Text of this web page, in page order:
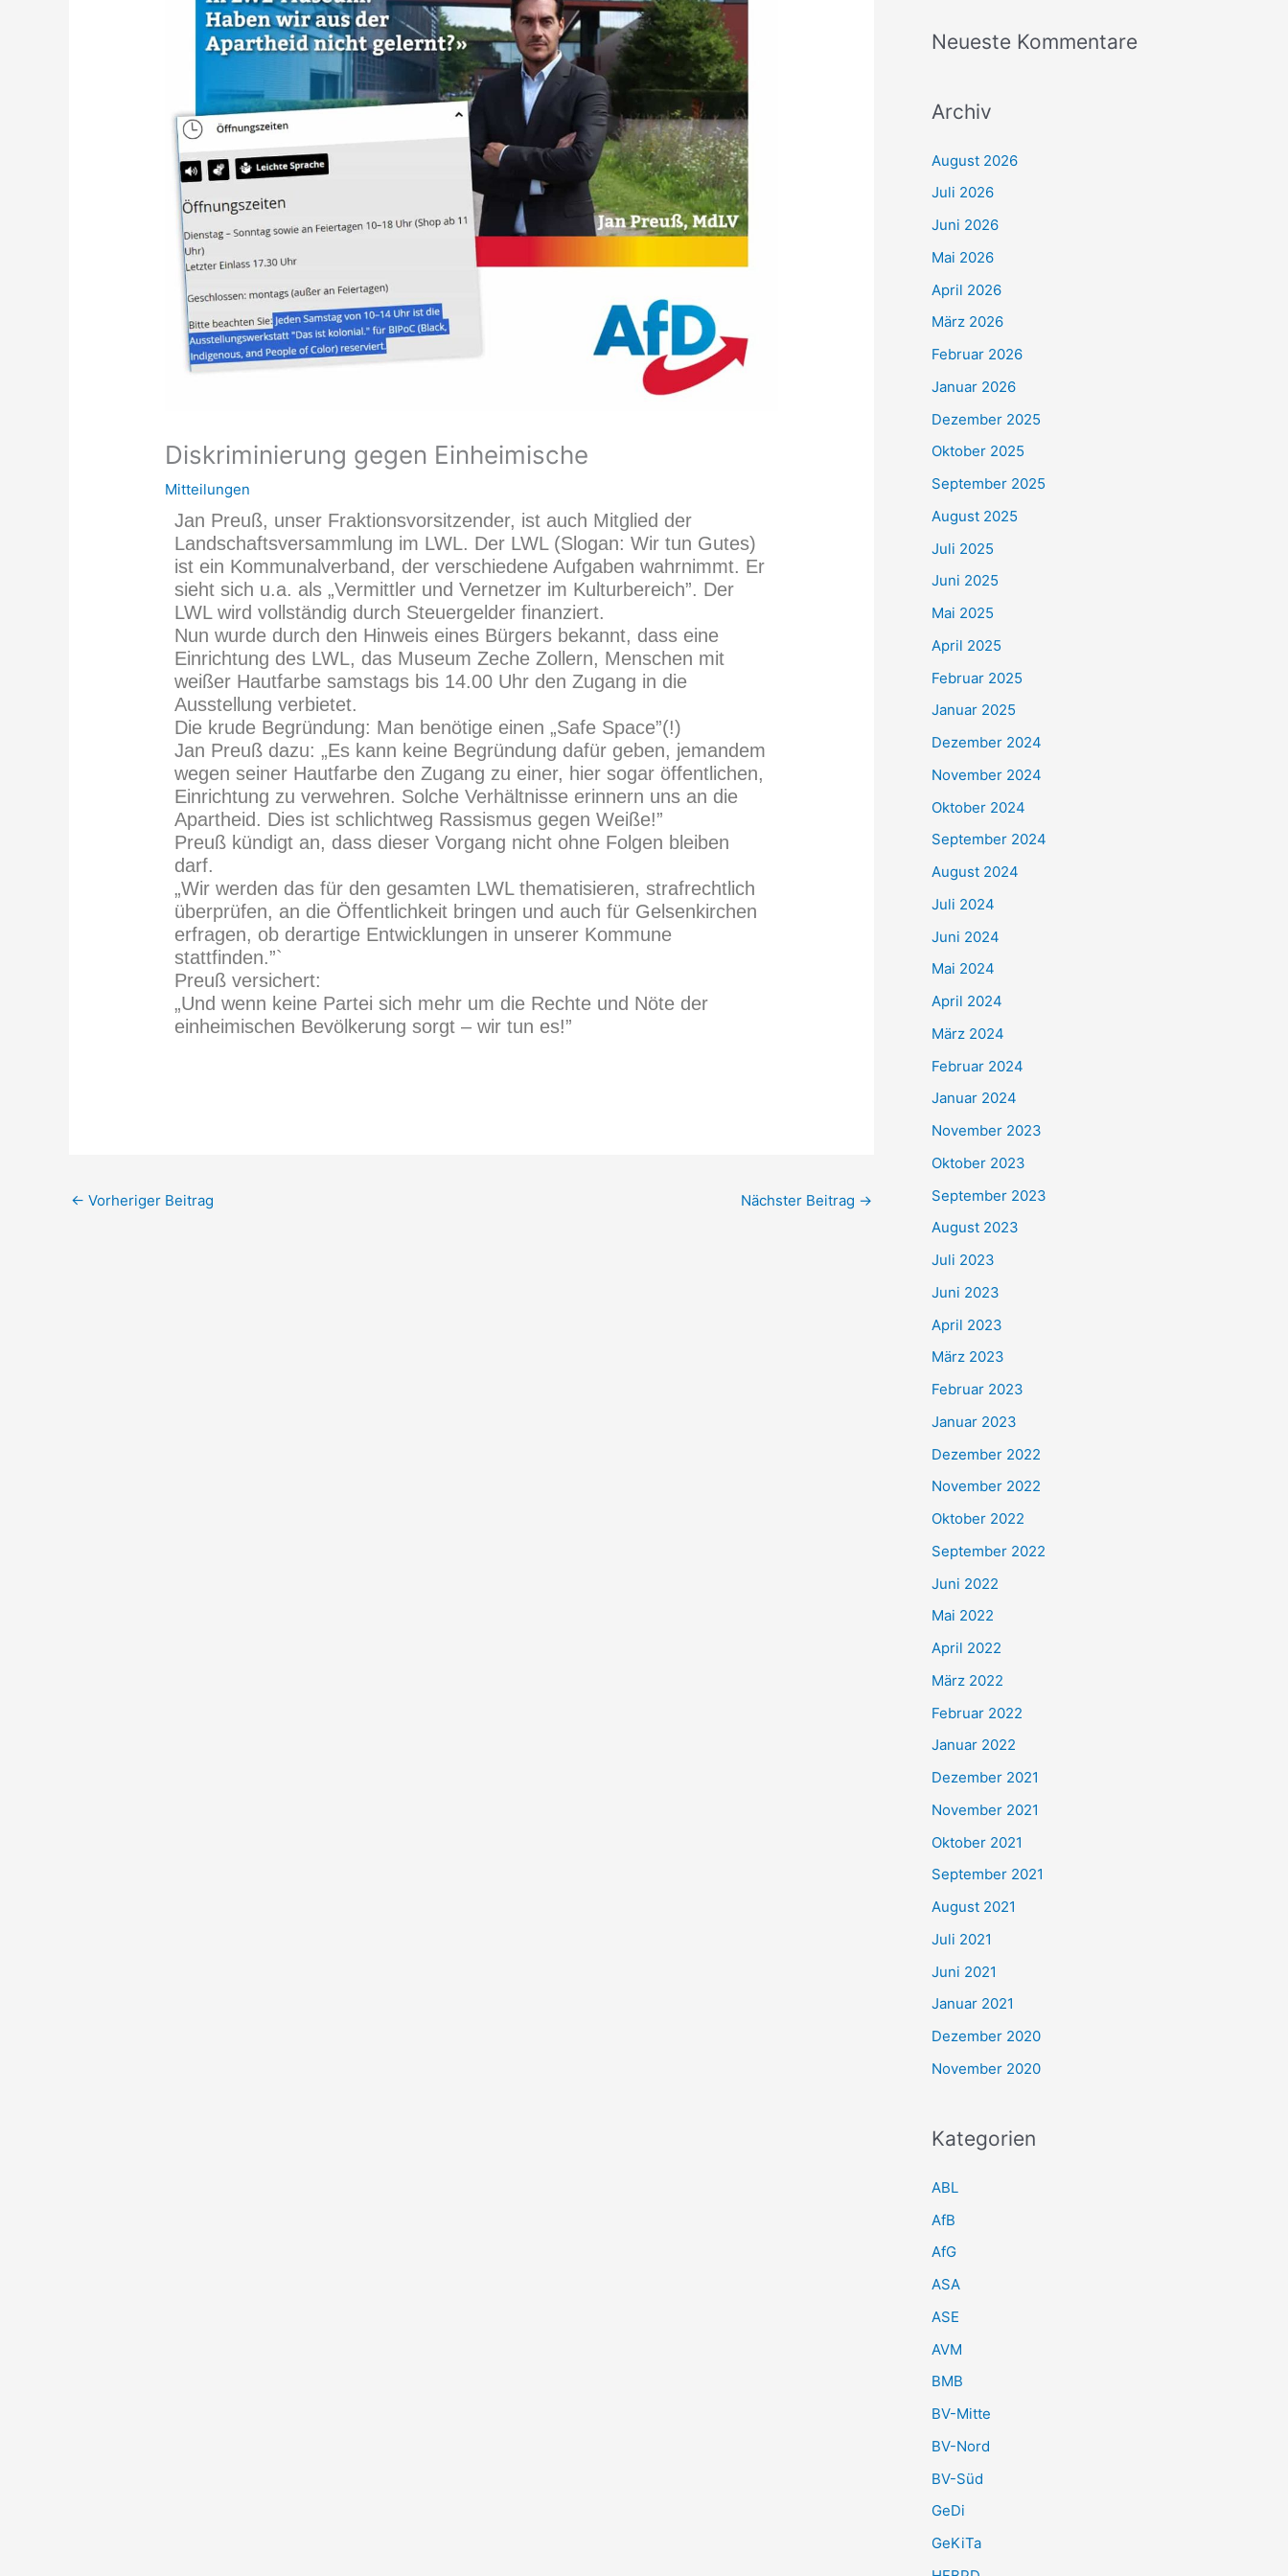
Diskriminierung gegen Einheimische
Mitteilungen
Jan Preuß, unser Fraktionsvorsitzender, ist auch Mitglied der
Landschaftsversammlung im LWL. Der LWL (Slogan: Wir tun Gutes)
ist ein Kommunalverband, der verschiedene Aufgaben wahrnimmt. Er
sieht sich u.a. als „Vermittler und Vernetzer im Kulturbereich”. Der
LWL wird vollständig durch Steuergelder finanziert.
Nun wurde durch den Hinweis eines Bürgers bekannt, dass eine
Einrichtung des LWL, das Museum Zeche Zollern, Menschen mit
weißer Hautfarbe samstags bis 14.00 Uhr denZugang in die
Ausstellung verbietet.
Die krude Begründung: Man benötige einen „Safe Space”(!)
Jan Preuß dazu: „Es kann keine Begründung dafür geben, jemandem
wegen seiner Hautfarbe den Zugang zu einer, hier sogar öffentlichen,
Einrichtung zu verwehren. Solche Verhältnisse erinnern uns an die
Apartheid. Dies ist schlichtweg Rassismus gegen Weiße!”
Preuß kündigt an, dass dieser Vorgang nicht ohne Folgen bleiben
darf.
„Wir werden das für den gesamten LWL thematisieren, strafrechtlich
überprüfen, an die Öffentlichkeit bringen und auch für Gelsenkirchen
erfragen, ob derartige Entwicklungen in unserer Kommune
stattfinden.”`
Preuß versichert:
„Und wenn keine Partei sich mehr um die Rechte und Nöte der
einheimischen Bevölkerung sorgt – wir tun es!”
← Vorheriger Beitrag Nächster Beitrag →
Neueste Kommentare
Archiv
August 2026
Juli 2026
Juni 2026
Mai 2026
April 2026
März 2026
Februar 2026
Januar 2026
Dezember 2025
Oktober 2025
September 2025
August 2025
Juli 2025
Juni 2025
Mai 2025
April 2025
Februar 2025
Januar 2025
Dezember 2024
November 2024
Oktober 2024
September 2024
August 2024
Juli 2024
Juni 2024
Mai 2024
April 2024
März 2024
Februar 2024
Januar 2024
November 2023
Oktober 2023
September 2023
August 2023
Juli 2023
Juni 2023
April 2023
März 2023
Februar 2023
Januar 2023
Dezember 2022
November 2022
Oktober 2022
September 2022
Juni 2022
Mai 2022
April 2022
März 2022
Februar 2022
Januar 2022
Dezember 2021
November 2021
Oktober 2021
September 2021
August 2021
Juli 2021
Juni 2021
Januar 2021
Dezember 2020
November 2020
Kategorien
ABL
AfB
AfG
ASA
ASE
AVM
BMB
BV-Mitte
BV-Nord
BV-Süd
GeDi
GeKiTa